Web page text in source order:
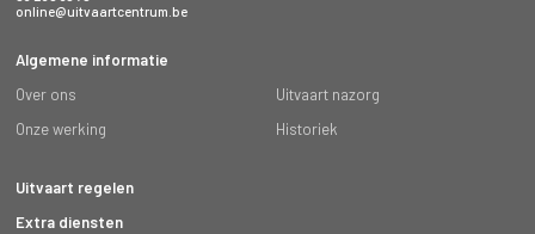
online@uitvaartcentrum.be
Algemene informatie
Over ons
Uitvaart nazorg
Onze werking
Historiek
Uitvaart regelen
Extra diensten